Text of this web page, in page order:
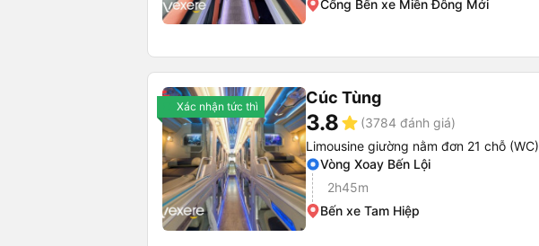
Cổng Bến xe Miền Đông Mới
Xác nhận tức thì Cúc Tùng
3.8star (3784 đánh giá)
Limousine giường nằm đơn 21 chỗ (WC)
Vòng Xoay Bến Lội
2h45m
Bến xe Tam Hiệp